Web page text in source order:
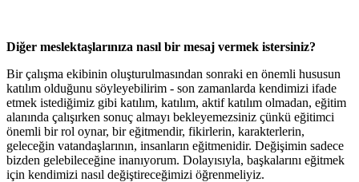
Diğer meslektaşlarınıza nasıl bir mesaj vermek istersiniz?
Bir çalışma ekibinin oluşturulmasından sonraki en önemli hususun
katılım olduğunu söyleyebilirim - son zamanlarda kendimizi ifade
etmek istediğimiz gibi katılım, katılım, aktif katılım olmadan, eğitim
alanında çalışırken sonuç almayı bekleyemezsiniz çünkü eğitimci
önemli bir rol oynar, bir eğitmendir, fikirlerin, karakterlerin,
geleceğin vatandaşlarının, insanların eğitmenidir. Değişimin sadece
bizden gelebileceğine inanıyorum. Dolayısıyla, başkalarını eğitmek
için kendimizi nasıl değiştireceğimizi öğrenmeliyiz.